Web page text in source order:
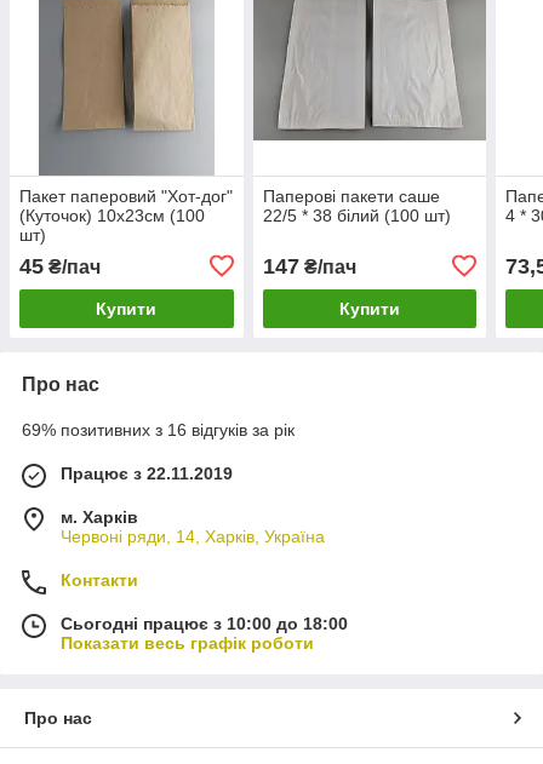
Пакет паперовий "Хот-дог"
(Куточок) 10х23см (100
шт)
45 ₴/пач
Купити
Паперові пакети саше
22/5 * 38 білий (100 шт)
147₴/пач
Купити
4 *
Про нас
69% позитивних з 16 відгуків за рік
Працює з 22.11.2019
м. Харків
Червоні ряди, 14, Харків, Україна
Контакти
Сьогодні працює з 10:00 до 18:00
Показати весь графік роботи
Про нас